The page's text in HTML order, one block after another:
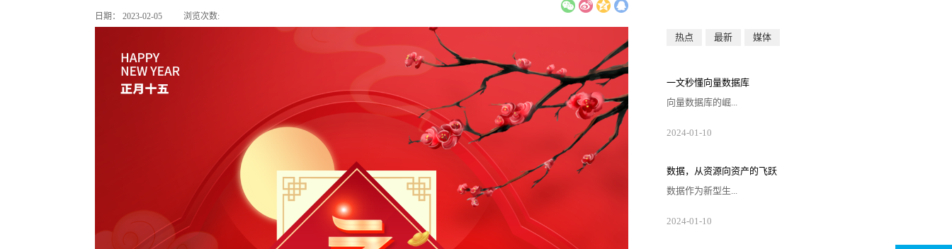
日期： 2023-02-05 浏览次数:
热点 最新 媒体
一文秒懂向量数据库
向量数据库的崛...
起向量数据库最初是为了解决大规模数据的相
似性搜索和推荐问题而设计的，比较著名的有
显得力不从心，而向量数据库凭借其高效的数
据表达和检索能力迅速成为推荐系统的核心引
擎。在大语言模型兴起之前，向量数据库已经
被广泛应用于搜索和推荐场景。它通过将数据
2024-01-10
数据，从资源向资产的飞跃
数据作为新型生...
产要素，是数字化、网络化、智能化的基础，
已快速融入生产、分配、流通、消费和社会服
2024-01-10